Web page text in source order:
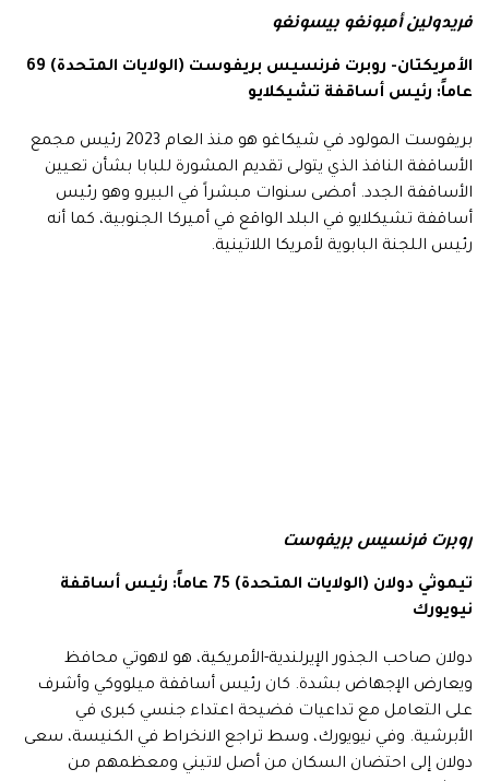
فريدولين أمبونغو بيسونغو
الأمريكتان- روبرت فرنسيس بريفوست (الولايات المتحدة) 69
عاماً: رئيس أساقفة تشيكلايو
بريفوست المولود في شيكاغو هو منذ العام 2023 رئيس مجمع
الأساقفة النافذ الذي يتولى تقديم المشورة للبابا بشأن تعيين
الأساقفة الجدد. أمضى سنوات مبشراً في البيرو وهو رئيس
أساقفة تشيكلايو في البلد الواقع في أميركا الجنوبية، كما أنه
رئيس اللجنة البابوية لأمريكا اللاتينية.
روبرت فرنسيس بريفوست
تيموثي دولان (الولايات المتحدة) 75 عاماً: رئيس أساقفة
نيويورك
دولان صاحب الجذور الإيرلندية-الأمريكية، هو لاهوتي محافظ
ويعارض الإجهاض بشدة. كان رئيس أساقفة ميلووكي وأشرف
على التعامل مع تداعيات فضيحة اعتداء جنسي كبرى في
الأبرشية. وفي نيويورك، وسط تراجع الانخراط في الكنيسة، سعى
دولان إلى احتضان السكان من أصل لاتيني ومعظمهم من